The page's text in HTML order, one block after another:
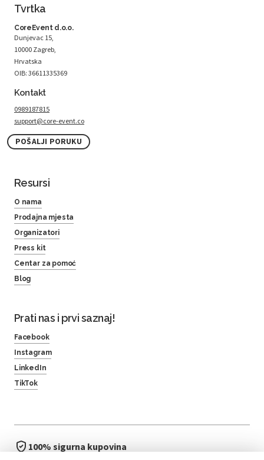
Tvrtka
CoreEvent d.o.o.
Dunjevac 15,
10000 Zagreb,
Hrvatska
OIB: 36611335369
Kontakt
0989187815
support@core-event.co
POŠALJI PORUKU
Resursi
O nama
Prodajna mjesta
Organizatori
Press kit
Centar za pomoć
Blog
Prati nas i prvi saznaj!
Facebook
Instagram
LinkedIn
TikTok
100% sigurna kupovina